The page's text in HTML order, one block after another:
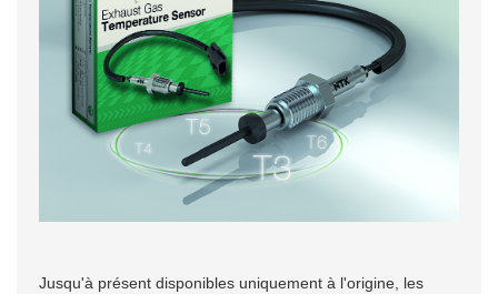
Jusqu'à présent disponibles uniquement à l'origine, les